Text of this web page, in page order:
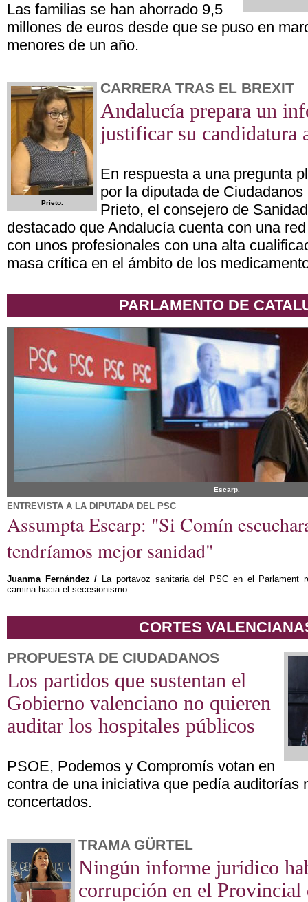
Las familias se han ahorrado 9,5
millones de euros desde que se puso en
menores de un año.
Prieto.
CARRERA TRAS EL BREXIT
Andalucía prepara un
justificar su candidatura
En respuesta a una pregunta
por la diputada de
Prieto, el consejero de
destacado que Andalucía cuenta con una
con unos profesionales con una alta
masa crítica en el ámbito de los
PARLAMENTO DE
Escarp.
ENTREVISTA A LA DIPUTADA DEL PSC
Assumpta Escarp: "Si Comín
tendríamos mejor sanidad"
Juanma Fernández / La portavoz sanitaria del PSC en el Parlament
camina hacia el secesionismo.
CORTES
PROPUESTA DE CIUDADANOS
Los partidos que sustentan el
Gobierno valenciano no quieren
auditar los hospitales públicos
PSOE, Podemos y Compromís votan en
contra de una iniciativa que pedía auditorías
concertados.
TRAMA GÜRTEL
Ningún informe jurídico
corrupción en el Provincial